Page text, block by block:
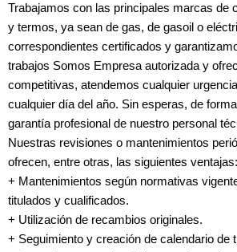
Trabajamos con las principales marcas de
y termos, ya sean de gas, de gasoil o
correspondientes certificados y
trabajos Somos Empresa autorizada y
competitivas, atendemos cualquier
cualquier día del año. Sin esperas, de
garantía profesional de nuestro personal
Nuestras revisiones o mantenimientos
ofrecen, entre otras, las siguientes ventajas:
+ Mantenimientos según normativas
titulados y cualificados.
+ Utilización de recambios originales.
+ Seguimiento y creación de calendario de